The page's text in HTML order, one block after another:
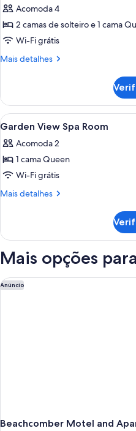
as
fotos
de
Two
View
Apartment
Acomoda 4
2 camas de solteiro e 1 cama
Wi-Fi grátis
Mais detalhes
Mais
Bedroom
Garden
View
Carrega
todas
as
fotos
de
Garden
Room
13
Garden View Spa Room
Acomoda 2
1 cama Queen
Wi-Fi grátis
Mais detalhes
Mais
View
Room
Mais opções
Anúncio
Beachcomber Motel and
Beachcomber Motel and